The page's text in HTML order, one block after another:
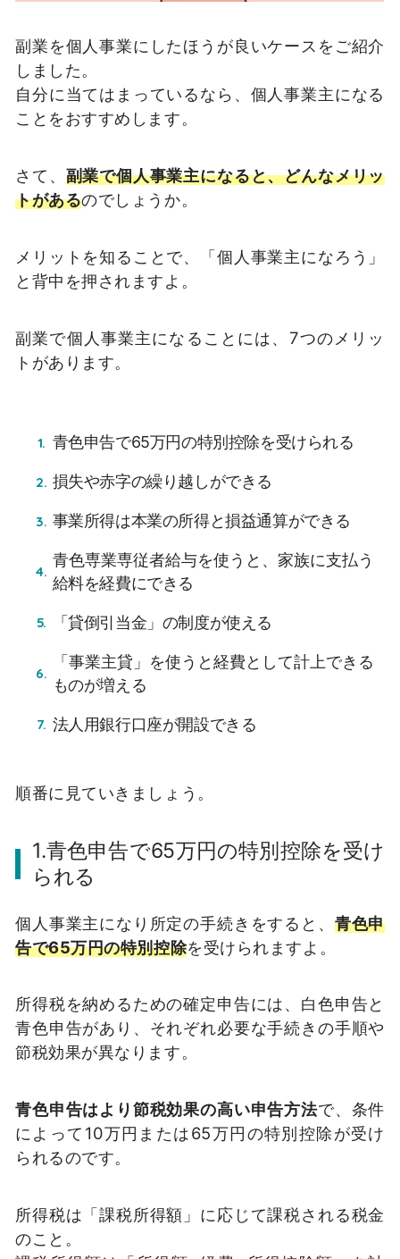
副業を個人事業にしたほうが良いケースをご紹介
しました。
自分に当てはまっているなら、個人事業主になる
ことをおすすめします。
さて、 副業で個人事業主になると、どんなメリッ
トがあるのでしょうか。
メリットを知ることで、「個人事業主になろう」
と背中を押されますよ。
副業で個人事業主になることには、7つのメリッ
トがあります。
青色申告で65万円の特別控除を受けられる
損失や赤字の繰り越しができる
事業所得は本業の所得と損益通算ができる
青色専業専従者給与を使うと、家族に支払う
給料を経費にできる
「貸倒引当金」の制度が使える
「事業主貸」を使うと経費として計上できる
ものが増える
法人用銀行口座が開設できる
順番に見ていきましょう。
1.青色申告で65万円の特別控除を受け
られる
個人事業主になり所定の手続きをすると、 青色申
告で65万円の特別控除を受けられますよ。
所得税を納めるための確定申告には、白色申告と
青色申告があり、それぞれ必要な手続きの手順や
節税効果が異なります。
青色申告はより節税効果の高い申告方法で、条件
によって10万円または65万円の特別控除が受け
られるのです。
所得税は「課税所得額」に応じて課税される税金
のこと。